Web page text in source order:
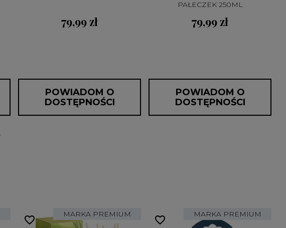
79,99 zł
POWIADOM O
DOSTĘPNOŚCI
PAŁECZEK 250ML
79,99 zł
POWIADOM O
DOSTĘPNOŚCI
MARKA PREMIUM
favorite_border MARKA PREMIUM
favorite_border